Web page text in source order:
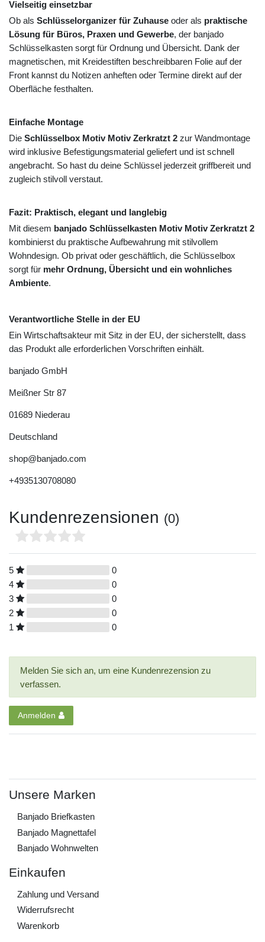
Vielseitig einsetzbar
Ob als Schlüsselorganizer für Zuhause oder als praktische
Lösung für Büros, Praxen und Gewerbe, der banjado
Schlüsselkasten sorgt für Ordnung und Übersicht. Dank der
magnetischen, mit Kreidestiften beschreibbaren Folie auf der
Front kannst du Notizen anheften oder Termine direkt auf der
Oberfläche festhalten.
Einfache Montage
Die Schlüsselbox Motiv Motiv Zerkratzt 2 zur Wandmontage
wird inklusive Befestigungsmaterial geliefert und ist schnell
angebracht. So hast du deine Schlüssel jederzeit griffbereit und
zugleich stilvoll verstaut.
Fazit: Praktisch, elegant und langlebig
Mit diesem banjado Schlüsselkasten Motiv Motiv Zerkratzt 2
kombinierst du praktische Aufbewahrung mit stilvollem
Wohndesign. Ob privat oder geschäftlich, die Schlüsselbox
sorgt für mehr Ordnung, Übersicht und ein wohnliches
Ambiente.
Verantwortliche Stelle in der EU
Ein Wirtschaftsakteur mit Sitz in der EU, der sicherstellt, dass
das Produkt alle erforderlichen Vorschriften einhält.
banjado GmbH
Meißner Str 87
01689 Niederau
Deutschland
shop@banjado.com
+4935130708080
Kundenrezensionen (0)
5
0
4
0
3
0
2
0
1
0
Melden Sie sich an, um eine Kundenrezension zu
verfassen.
Anmelden
Unsere Marken
Banjado Briefkasten
Banjado Magnettafel
Banjado Wohnwelten
Einkaufen
Zahlung und Versand
Widerrufs­recht
Warenkorb